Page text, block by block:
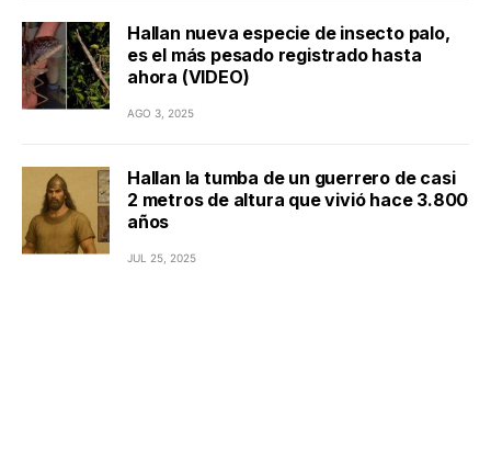
Hallan nueva especie de insecto palo,
es el más pesado registrado hasta
ahora (VIDEO)
AGO 3, 2025
Hallan la tumba de un guerrero de casi
2 metros de altura que vivió hace 3.800
años
JUL 25, 2025